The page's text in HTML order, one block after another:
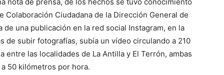
nota de prensa, de los hechos se tuvo conocimiento
Ciudadana de la Dirección General de
una publicación en la red social Instagram, en la
de subir fotografías, subía un vídeo circulando a 210
las localidades de La Antilla y El Terrón, ambas
50 kilómetros por hora.